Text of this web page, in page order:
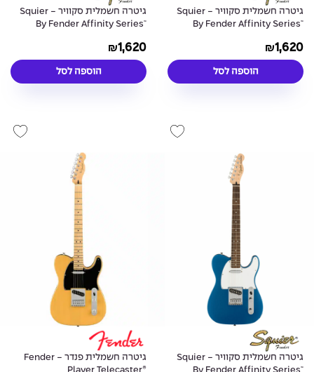
גיטרה חשמלית סקוויר - Squier
By Fender Affinity Series™
Placid Blue
₪1,620
הוספה לסל
גיטרה חשמלית סקוויר - Squier
By Fender Affinity Series™
Blonde
₪1,620
הוספה לסל
גיטרה חשמלית סקוויר - Squier
גיטרה חשמלית פנדר - Fender